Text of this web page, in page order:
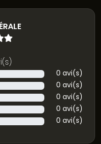
0 avi(s)
0 avi(s)
0 avi(s)
0 avi(s)
0 avi(s)